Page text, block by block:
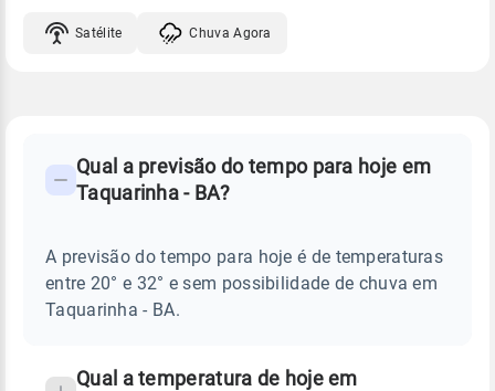
Satélite Chuva Agora
PREVISÃO
TEMPO
TAQUARINHA
Perguntas
sobre
chuva
Qual a previsão do tempo para hoje em
Taquarinha - BA?
A previsão do tempo para hoje é de temperaturas
entre 20° e 32° e sem possibilidade de chuva em
Taquarinha - BA.
Qual a temperatura de hoje em